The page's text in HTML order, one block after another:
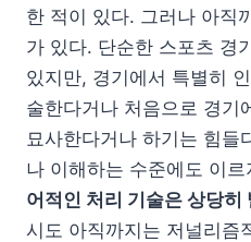
한 적이 있다. 그러나 아직
가 있다. 단순한 스포츠 경
있지만, 경기에서 특별히
술한다거나 처음으로 경기
묘사한다거나 하기는 힘들
나 이해하는 수준에도 이
어적인 처리 기술은 상당히
시도 아직까지는 저널리즘